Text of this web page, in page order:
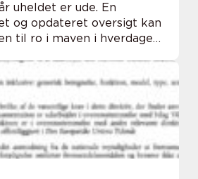
uheldet er ude. En
og opdateret oversigt kan
til ro i maven i hverdagen,
Hos Codan arbejder